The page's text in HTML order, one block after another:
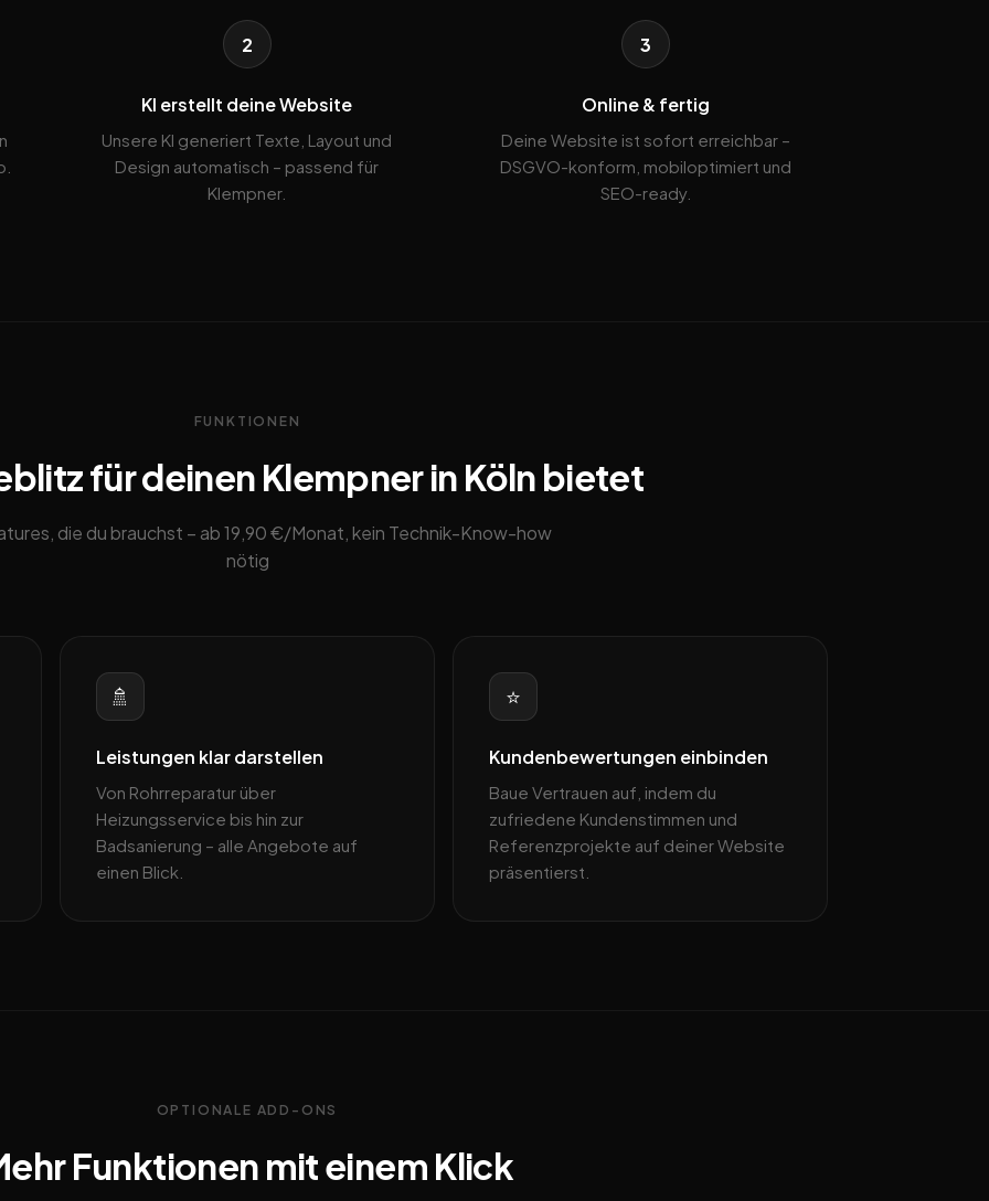
2
KI erstellt deine Website
Unsere KI generiert Texte, Layout und
Design automatisch – passend für
Klempner.
3
Online & fertig
Deine Website ist sofort erreichbar –
DSGVO-konform, mobiloptimiert und
SEO-ready.
FUNKTIONEN
für deinen Klempner in Köln bietet
die du brauchst – ab 19,90 €/Monat, kein Technik-Know-how
nötig
🚿
Leistungen klar darstellen
Von Rohrreparatur über
Heizungsservice bis hin zur
Badsanierung – alle Angebote auf
einen Blick.
⭐
Kundenbewertungen einbinden
Baue Vertrauen auf, indem du
zufriedene Kundenstimmen und
Referenzprojekte auf deiner Website
präsentierst.
OPTIONALE ADD-ONS
Funktionen mit einem Klick